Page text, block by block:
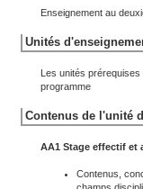
Enseignement au
Unités
Les unités
programme
Contenus de l'unité
AA1 Stage effectif et
Contenus,